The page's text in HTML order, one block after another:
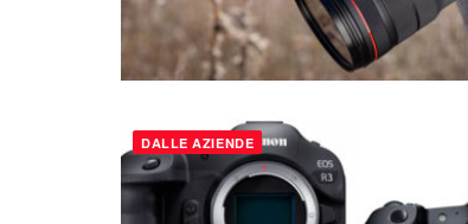
DALLE AZIENDE